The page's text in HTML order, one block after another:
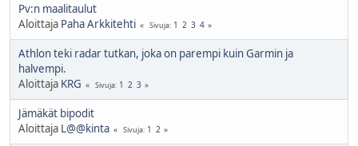
Pv:n maalitaulut
Aloittaja Paha Arkkitehti Sivuja 1 2 3 4
Athlon teki radar tutkan, joka on parempi kuin Garmin ja
halvempi.
Aloittaja KRG Sivuja 1 2 3
Jämäkät bipodit
Aloittaja L@@kinta Sivuja 1 2